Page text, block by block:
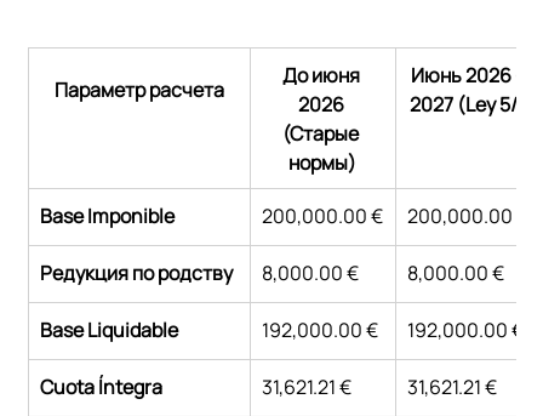
Параметр расчета
До июня
2026
(Старые
нормы)
Июнь 2026 -
2027 (Ley 5/
Base Imponible 200,000.00 € 200,000.00 €
Редукция по родству 8,000.00 € 8,000.00 €
Base Liquidable 192,000.00 € 192,000.00 €
Cuota Íntegra 31,621.21 € 31,621.21 €